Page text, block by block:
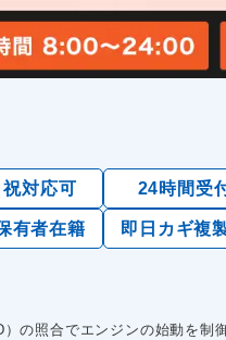
祝対応可 24時間受
有者在籍 即日カギ複
の照合でエンジンの始動を制